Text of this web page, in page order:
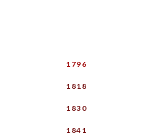
1796
1818
1830
1841